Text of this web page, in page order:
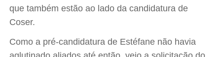
que também estão ao lado da candidatura de
Coser.
Como a pré-candidatura de Estéfane não havia